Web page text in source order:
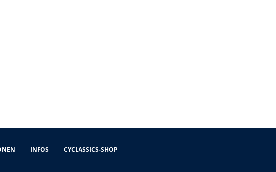
INFOS
CYCLASSICS-SHOP